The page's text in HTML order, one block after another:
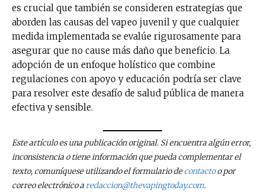
es crucial que también se consideren estrategias que
aborden las causas del vapeo juvenil y que cualquier
medida implementada se evalúe rigurosamente para
asegurar que no cause más daño que beneficio. La
adopción de un enfoque holístico que combine
regulaciones con apoyo y educación podría ser clave
para resolver este desafío de salud pública de manera
efectiva y sensible.
Este artículo es una publicación original. Si encuentra algún error,
inconsistencia o tiene información que pueda complementar el
texto, comuníquese utilizando el formulario decontactoo por
correo electrónico aredaccion@thevapingtoday.com.